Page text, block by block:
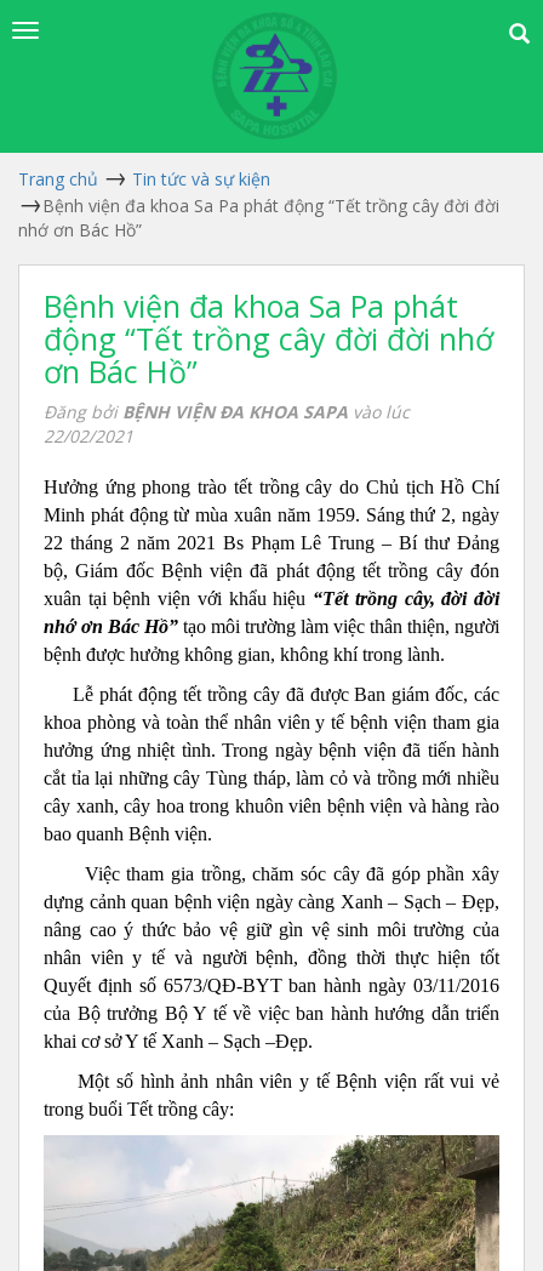
Trang chủ
Tin tức và sự kiện
Bệnh viện đa khoa Sa Pa phát động “Tết trồng cây đời đời
nhớ ơn Bác Hồ”
Bệnh viện đa khoa Sa Pa phát
động “Tết trồng cây đời đời nhớ
ơn Bác Hồ”
Đăng bởi BỆNH VIỆN ĐA KHOA SAPA vào lúc
22/02/2021
Hưởng ứng phong trào tết trồng cây do Chủ tịch Hồ Chí
Minh phát động từ mùa xuân năm 1959. Sáng thứ 2, ngày
22 tháng 2 năm 2021 Bs Phạm Lê Trung – Bí thư Đảng
bộ, Giám đốc Bệnh viện đã phát động tết trồng cây đón
xuân tại bệnh viện với khẩu hiệu “Tết trồng cây, đời đời
nhớ ơn Bác Hồ” tạo môi trường làm việc thân thiện, người
bệnh được hưởng không gian, không khí trong lành.
Lễ phát động tết trồng cây đã được Ban giám đốc, các
khoa phòng và toàn thể nhân viên y tế bệnh viện tham gia
hưởng ứng nhiệt tình. Trong ngày bệnh viện đã tiến hành
cắt tỉa lại những cây Tùng tháp, làm cỏ và trồng mới nhiều
cây xanh, cây hoa trong khuôn viên bệnh viện và hàng rào
bao quanh Bệnh viện.
Việc tham gia trồng, chăm sóc cây đã góp phần xây
dựng cảnh quan bệnh viện ngày càng Xanh – Sạch – Đẹp,
nâng cao ý thức bảo vệ giữ gìn vệ sinh môi trường của
nhân viên y tế và người bệnh, đồng thời thực hiện tốt
Quyết định số 6573/QĐ-BYT ban hành ngày 03/11/2016
của Bộ trưởng Bộ Y tế về việc ban hành hướng dẫn triển
khai cơ sở Y tế Xanh – Sạch –Đẹp.
Một số hình ảnh nhân viên y tế Bệnh viện rất vui vẻ
trong buổi Tết trồng cây: